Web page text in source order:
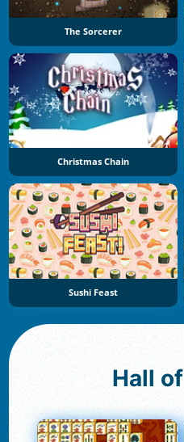
The Sorcerer
Christmas Chain
Sushi Feast
Hall of